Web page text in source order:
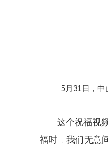
5月31日，中
这个祝福视
福时，我们无意